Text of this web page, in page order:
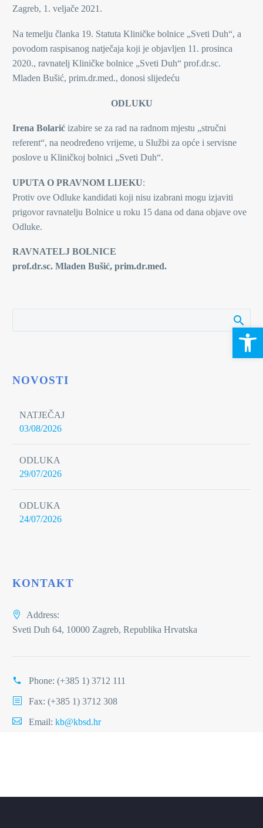
Zagreb, 1. veljače 2021.
Na temelju članka 19. Statuta Kliničke bolnice „Sveti Duh“, a
povodom raspisanog natječaja koji je objavljen 11. prosinca
2020., ravnatelj Kliničke bolnice „Sveti Duh“ prof.dr.sc.
Mladen Bušić, prim.dr.med., donosi slijedeću
ODLUKU
Irena Bolarić izabire se za rad na radnom mjestu „stručni
referent“, na neodređeno vrijeme, u Službi za opće i servisne
poslove u Kliničkoj bolnici „Sveti Duh“.
UPUTA O PRAVNOM LIJEKU:
Protiv ove Odluke kandidati koji nisu izabrani mogu izjaviti
prigovor ravnatelju Bolnice u roku 15 dana od dana objave ove
Odluke.
RAVNATELJ BOLNICE
prof.dr.sc. Mladen Bušić, prim.dr.med.
NOVOSTI
NATJEČAJ
03/08/2026
ODLUKA
29/07/2026
ODLUKA
24/07/2026
KONTAKT
Address:
Sveti Duh 64, 10000 Zagreb, Republika Hrvatska
Phone: (+385 1) 3712 111
Fax: (+385 1) 3712 308
Email: kb@kbsd.hr